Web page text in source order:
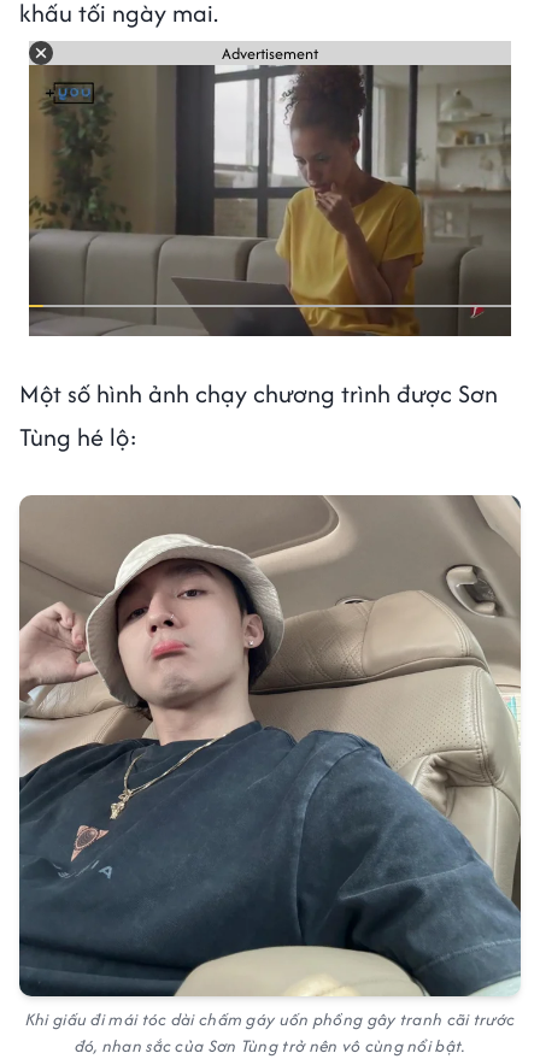
khấu tối ngày mai.
Advertisement
Một số hình ảnh chạy chương trình được Sơn
Tùng hé lộ:
Khi giấu đi mái tóc dài chấm gáy uốn phồng gây tranh cãi trước
đó, nhan sắc của Sơn Tùng trở nên vô cùng nổi bật.